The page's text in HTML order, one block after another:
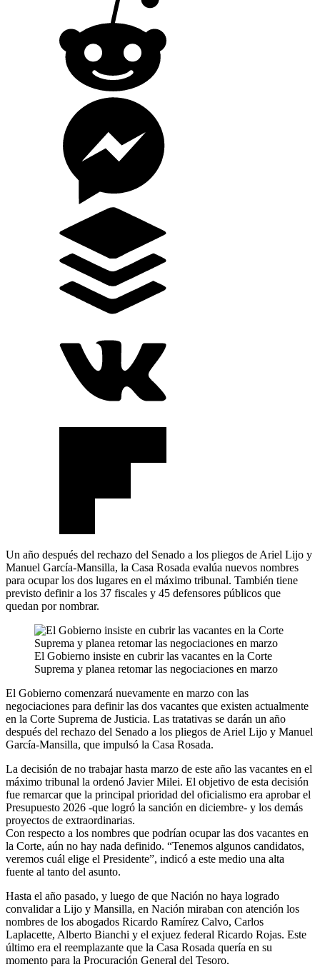
Un año después del rechazo del Senado a los pliegos de Ariel Lijo y
Manuel García-Mansilla, la Casa Rosada evalúa nuevos nombres
para ocupar los dos lugares en el máximo tribunal. También tiene
previsto definir a los 37 fiscales y 45 defensores públicos que
quedan por nombrar.
El Gobierno insiste en cubrir las vacantes en la Corte
Suprema y planea retomar las negociaciones en marzo
El Gobierno comenzará nuevamente en marzo con las
negociaciones para definir las dos vacantes que existen actualmente
en la Corte Suprema de Justicia. Las tratativas se darán un año
después del rechazo del Senado a los pliegos de Ariel Lijo y Manuel
García-Mansilla, que impulsó la Casa Rosada.
La decisión de no trabajar hasta marzo de este año las vacantes en el
máximo tribunal la ordenó Javier Milei. El objetivo de esta decisión
fue remarcar que la principal prioridad del oficialismo era aprobar el
Presupuesto 2026 -que logró la sanción en diciembre- y los demás
proyectos de extraordinarias.
Con respecto a los nombres que podrían ocupar las dos vacantes en
la Corte, aún no hay nada definido. “Tenemos algunos candidatos,
veremos cuál elige el Presidente”, indicó a este medio una alta
fuente al tanto del asunto.
Hasta el año pasado, y luego de que Nación no haya logrado
convalidar a Lijo y Mansilla, en Nación miraban con atención los
nombres de los abogados Ricardo Ramírez Calvo, Carlos
Laplacette, Alberto Bianchi y el exjuez federal Ricardo Rojas. Este
último era el reemplazante que la Casa Rosada quería en su
momento para la Procuración General del Tesoro.